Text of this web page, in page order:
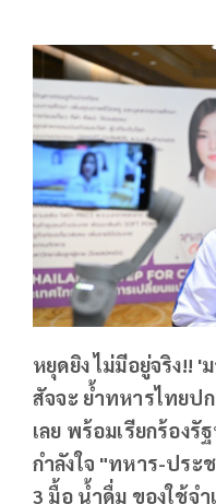
หยุดยิง ไม่มีอยู่จริง!! '
สัจจะ ย้ำทหารไทยป
เลย พร้อมเรียกร้องรั
กำลังใจ "ทหาร-ประ
3 มื้อ น้ำดื่ม ของใช้จ